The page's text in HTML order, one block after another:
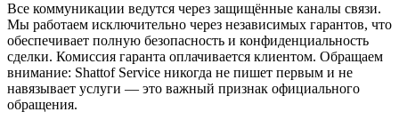
Все коммуникации ведутся через защищённые каналы связи.
Мы работаем исключительно через независимых гарантов, что
обеспечивает полную безопасность и конфиденциальность
сделки. Комиссия гаранта оплачивается клиентом. Обращаем
внимание: Shattof Service никогда не пишет первым и не
навязывает услуги — это важный признак официального
обращения.